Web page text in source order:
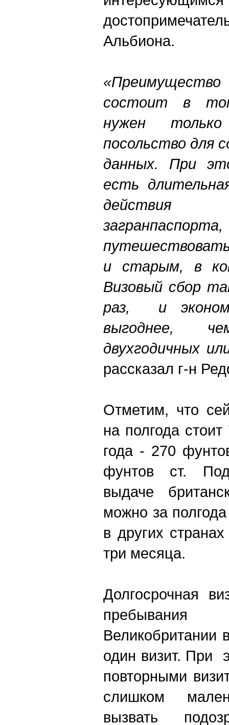
Альбиона.
состоит в
нужен
посольство для
данных. При
есть
действия
и старым, в
Визовый сбор
раз, и
выгоднее,
двухгодичных
рассказал г-н
Отметим, что
на полгода
года - 270
фунтов ст.
выдаче
можно за
в других
три месяца.
Долгосрочная
Великобритании
один визит. При
повторными
слишком
вызвать